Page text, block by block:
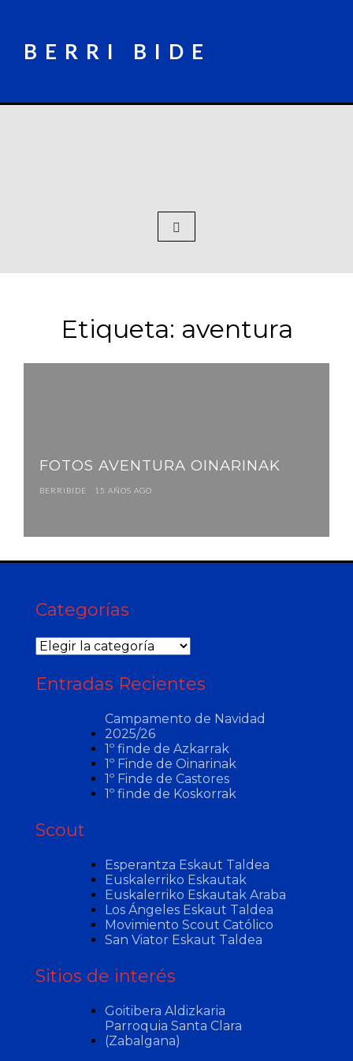
BERRI BIDE
Etiqueta: aventura
FOTOS AVENTURA OINARINAK
BERRIBIDE 15 AÑOS AGO
Categorías
Categorías
Entradas Recientes
Campamento de Navidad
2025/26
1º finde de Azkarrak
1º Finde de Oinarinak
1º Finde de Castores
1º finde de Koskorrak
Scout
Esperantza Eskaut Taldea
Euskalerriko Eskautak
Euskalerriko Eskautak Araba
Los Ángeles Eskaut Taldea
Movimiento Scout Católico
San Viator Eskaut Taldea
Sitios de interés
Goitibera Aldizkaria
Parroquia Santa Clara
(Zabalgana)